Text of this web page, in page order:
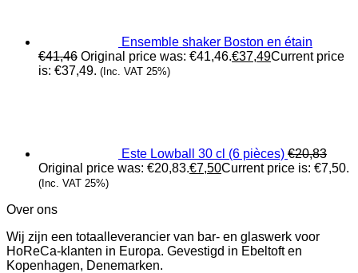
Ensemble shaker Boston en étain
€41,46 Original price was: €41,46.€37,49Current price
is: €37,49. (Inc. VAT 25%)
Este Lowball 30 cl (6 pièces) €20,83
Original price was: €20,83.€7,50Current price is: €7,50.
(Inc. VAT 25%)
Over ons
Wij zijn een totaalleverancier van bar- en glaswerk voor
HoReCa-klanten in Europa. Gevestigd in Ebeltoft en
Kopenhagen, Denemarken.